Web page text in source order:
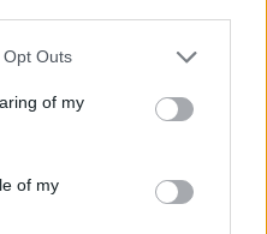
Outs
of my
of my
anniversario della